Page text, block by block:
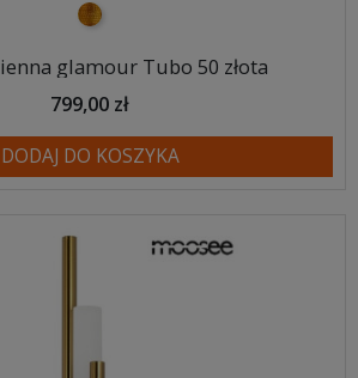
złoty
glamour Tubo 50 złota
799,00 zł
DODAJ DO KOSZYKA